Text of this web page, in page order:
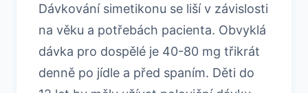
Dávkování simetikonu se liší v závislosti
na věku a potřebách pacienta. Obvyklá
dávka pro dospělé je 40-80 mg třikrát
denně po jídle a před spaním. Děti do